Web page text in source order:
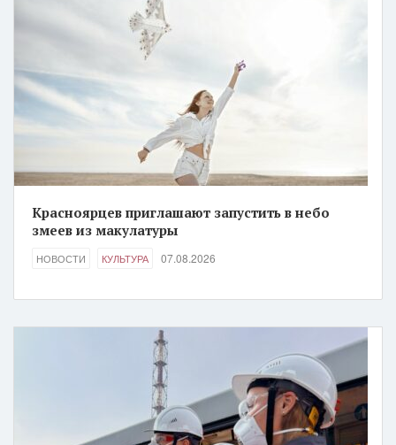
Красноярцев приглашают запустить в небо
змеев из макулатуры
НОВОСТИ КУЛЬТУРА 07.08.2026